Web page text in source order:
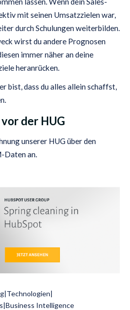
mit seinen Umsatzzielen war,
durch Schulungen weiterbilden.
wirst du andere Prognosen
immer näher an deine
heranrücken.
bist, dass du alles allein schaffst,
der HUG
unserer HUG über den
Daten an.
|Technologien|
|Business Intelligence